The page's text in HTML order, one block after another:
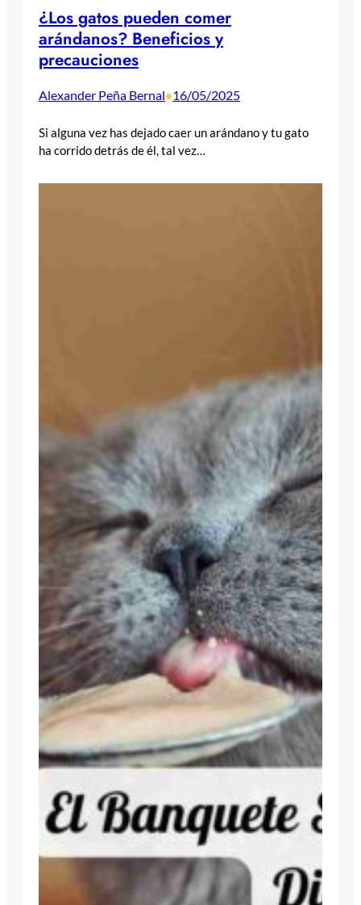
¿Los gatos pueden comer
arándanos? Beneficios y
precauciones
Alexander Peña Bernal•16/05/2025
Si alguna vez has dejado caer un arándano y tu gato
ha corrido detrás de él, tal vez…